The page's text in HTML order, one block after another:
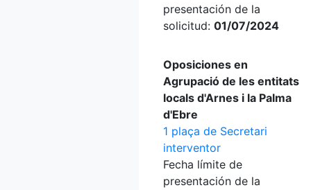
presentación de la
solicitud: 01/07/2024
Oposiciones en
Agrupació de les entitats
locals d'Arnes i la Palma
d'Ebre
1 plaça de Secretari
interventor
Fecha límite de
presentación de la